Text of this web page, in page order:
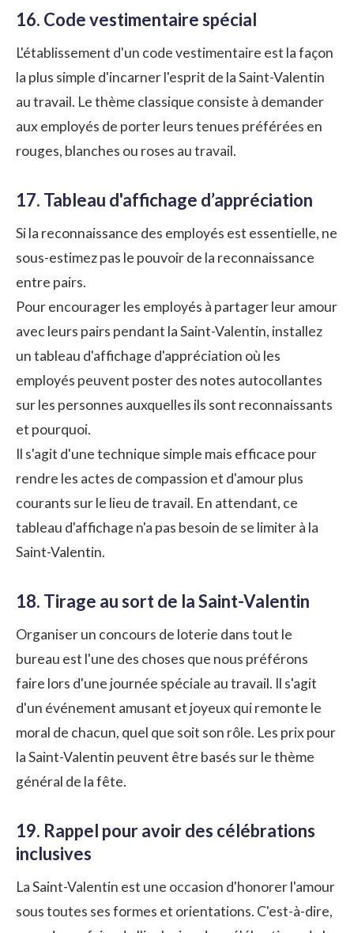
16. Code vestimentaire spécial
L'établissement d'un code vestimentaire est la façon
la plus simple d'incarner l'esprit de la Saint-Valentin
au travail. Le thème classique consiste à demander
aux employés de porter leurs tenues préférées en
rouges, blanches ou roses au travail.
17. Tableau d'affichage d’appréciation
Si la reconnaissance des employés est essentielle, ne
sous-estimez pas le pouvoir de la reconnaissance
entre pairs.
Pour encourager les employés à partager leur amour
avec leurs pairs pendant la Saint-Valentin, installez
un tableau d'affichage d'appréciation où les
employés peuvent poster des notes autocollantes
sur les personnes auxquelles ils sont reconnaissants
et pourquoi.
Il s'agit d'une technique simple mais efficace pour
rendre les actes de compassion et d'amour plus
courants sur le lieu de travail. En attendant, ce
tableau d'affichage n'a pas besoin de se limiter à la
Saint-Valentin.
18. Tirage au sort de la Saint-Valentin
Organiser un concours de loterie dans tout le
bureau est l'une des choses que nous préférons
faire lors d'une journée spéciale au travail. Il s'agit
d'un événement amusant et joyeux qui remonte le
moral de chacun, quel que soit son rôle. Les prix pour
la Saint-Valentin peuvent être basés sur le thème
général de la fête.
19. Rappel pour avoir des célébrations
inclusives
La Saint-Valentin est une occasion d'honorer l'amour
sous toutes ses formes et orientations. C'est-à-dire,